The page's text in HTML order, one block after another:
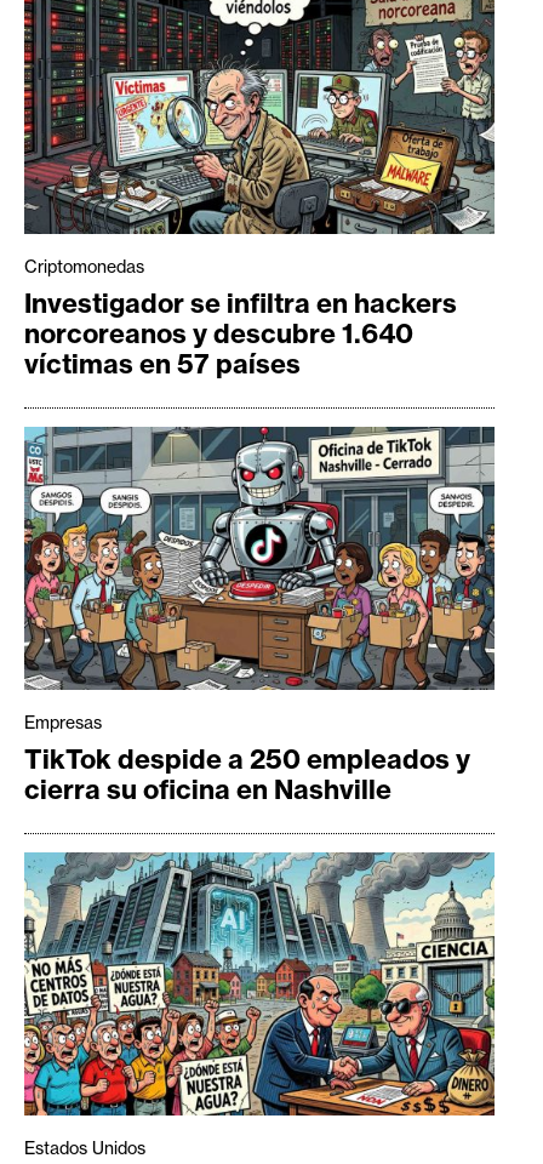
Criptomonedas
Investigador se infiltra en hackers
norcoreanos y descubre 1.640
víctimas en 57 países
Empresas
TikTok despide a 250 empleados y
cierra su oficina en Nashville
Estados Unidos